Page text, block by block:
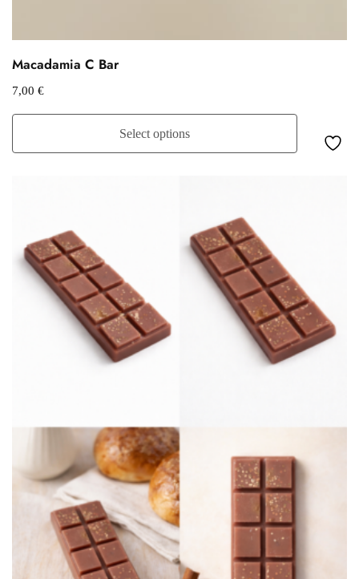
Macadamia C Bar
7,00 €
Select options